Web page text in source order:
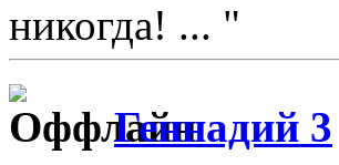
никогда! ... "
Геннадий 3